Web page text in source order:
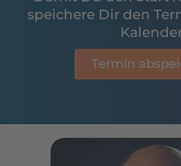
speichere Dir den
Termin